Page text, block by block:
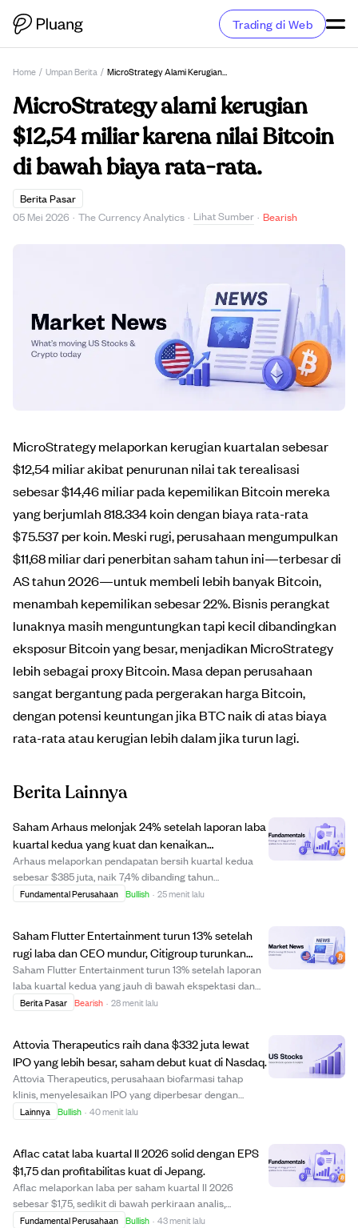
Trading di Web
Home / Umpan Berita / MicroStrategy Alami Kerugian $12,54 Miliar Karena Nilai Bitcoin Di Bawah Biaya Rata-Rata.
MicroStrategy alami kerugian
$12,54 miliar karena nilai Bitcoin
di bawah biaya rata-rata.
Berita Pasar
05 Mei 2026 · The Currency Analytics · Lihat Sumber · Bearish
MicroStrategy melaporkan kerugian kuartalan sebesar
$12,54 miliar akibat penurunan nilai tak terealisasi
sebesar $14,46 miliar pada kepemilikan Bitcoin mereka
yang berjumlah 818.334 koin dengan biaya rata-rata
$75.537 per koin. Meski rugi, perusahaan mengumpulkan
$11,68 miliar dari penerbitan saham tahun ini—terbesar di
AS tahun 2026—untuk membeli lebih banyak Bitcoin,
menambah kepemilikan sebesar 22%. Bisnis perangkat
lunaknya masih menguntungkan tapi kecil dibandingkan
eksposur Bitcoin yang besar, menjadikan MicroStrategy
lebih sebagai proxy Bitcoin. Masa depan perusahaan
sangat bergantung pada pergerakan harga Bitcoin,
dengan potensi keuntungan jika BTC naik di atas biaya
rata-rata atau kerugian lebih dalam jika turun lagi.
Berita Lainnya
Saham Arhaus melonjak 24% setelah laporan laba
kuartal kedua yang kuat dan kenaikan
rekomendasi analis.
Arhaus melaporkan pendapatan bersih kuartal kedua
sebesar $385 juta, naik 7,4% dibanding tahun
sebelumnya, didorong oleh permintaan pelanggan yang
Fundamental Perusahaan Bullish · 25 menit lalu
Saham Flutter Entertainment turun 13% setelah
rugi laba dan CEO mundur, Citigroup turunkan
rekomendasi jadi Netral.
Saham Flutter Entertainment turun 13% setelah laporan
laba kuartal kedua yang jauh di bawah ekspektasi dan
pengumuman pengunduran diri CEO Peter Jackson.
Berita Pasar Bearish · 28 menit lalu
Attovia Therapeutics raih dana $332 juta lewat
IPO yang lebih besar, saham debut kuat di Nasdaq.
Attovia Therapeutics, perusahaan biofarmasi tahap
klinis, menyelesaikan IPO yang diperbesar dengan
menjual 19,55 juta saham, termasuk opsi underwriter,
Lainnya Bullish · 40 menit lalu
Aflac catat laba kuartal II 2026 solid dengan EPS
$1,75 dan profitabilitas kuat di Jepang.
Aflac melaporkan laba per saham kuartal II 2026
sebesar $1,75, sedikit di bawah perkiraan analis,
sementara pendapatan sebesar $4,12 miliar sedikit
Fundamental Perusahaan Bullish · 43 menit lalu